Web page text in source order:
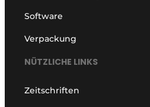
Software
Verpackung
NÜTZLICHE LINKS
Zeitschriften